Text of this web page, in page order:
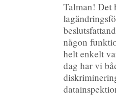
Talman! Det
någon
helt enkelt
dag har vi